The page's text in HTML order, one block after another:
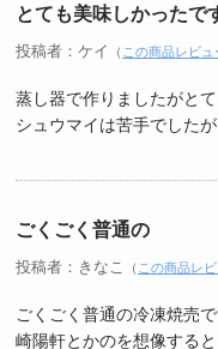
とても美味しかったで
投稿者：ケイ （ この商品レビュ
蒸し器で作りましたがと
シュウマイは苦手でした
ごくごく普通の
投稿者：きなこ （ この商品レ
ごくごく普通の冷凍焼売で
崎陽軒とかのを想像する